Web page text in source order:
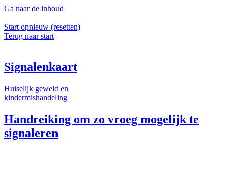
Ga naar de inhoud
Start opnieuw (resetten)
Terug naar start
Signalenkaart
Huiselijk geweld en
kindermishandeling​
Handreiking om zo vroeg mogelijk te
signaleren